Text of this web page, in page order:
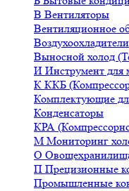
В Вентиляторы
Вентиляционное
Воздухоохладители
Выносной холод
И Инструмент для
К ККБ
Комплектующие
Конденсаторы
КРА
М Мониторинг
О
П Прецизионные
Промышленные